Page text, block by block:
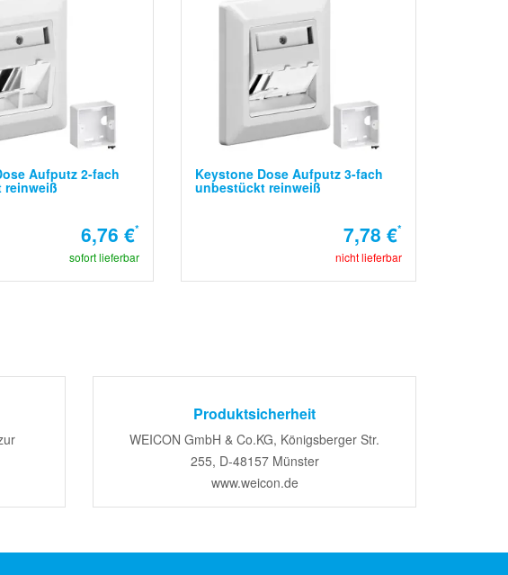
Aufputz 2-fach
6,76 €*
sofort lieferbar
Keystone Dose Aufputz 3-fach
unbestückt reinweiß
7,78 €*
nicht lieferbar
Produktsicherheit
WEICON GmbH & Co.KG, Königsberger Str.
255, D-48157 Münster
www.weicon.de